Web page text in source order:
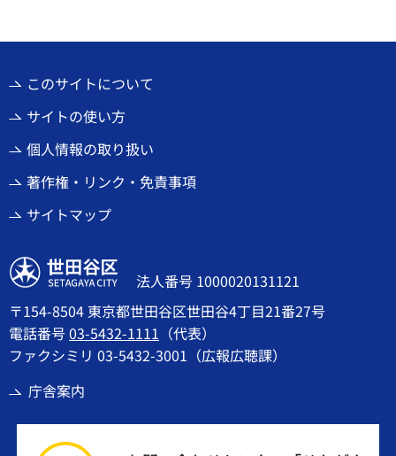
このサイトについて
サイトの使い方
個人情報の取り扱い
著作権・リンク・免責事項
サイトマップ
世田谷区
法人番号 1000020131121
〒154-8504 東京都世田谷区世田谷4丁目21番27号
電話番号03-5432-1111 （代表）
ファクシミリ 03-5432-3001（広報広聴課）
庁舎案内